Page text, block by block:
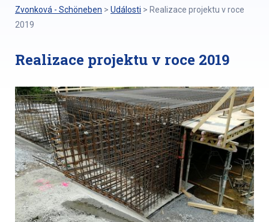
Zvonková - Schöneben > Události > Realizace projektu v roce
2019
Realizace projektu v roce 2019